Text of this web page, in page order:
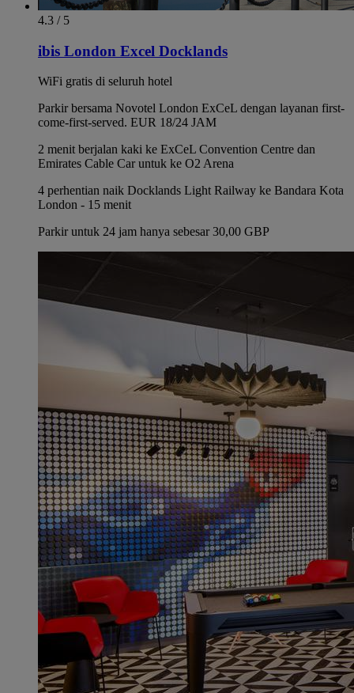
4.3 / 5
ibis London Excel Docklands
WiFi gratis di seluruh hotel
Parkir bersama Novotel London ExCeL dengan layanan first-
come-first-served. EUR 18/24 JAM
2 menit berjalan kaki ke ExCeL Convention Centre dan
Emirates Cable Car untuk ke O2 Arena
4 perhentian naik Docklands Light Railway ke Bandara Kota
London - 15 menit
Parkir untuk 24 jam hanya sebesar 30,00 GBP